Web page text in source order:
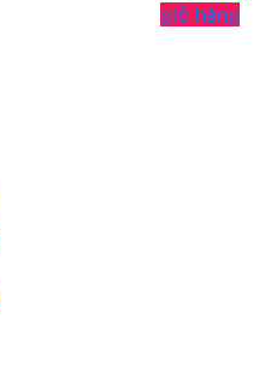
giỏ hàng